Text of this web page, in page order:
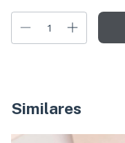
Similares